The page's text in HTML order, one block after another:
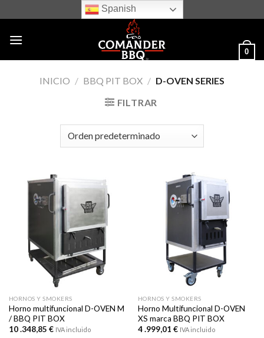
to
content
Spanish
0
INICIO / BBQ PIT BOX / D-OVEN SERIES
FILTRAR
HORNOS Y SMOKERS
Horno multifuncional D-OVEN M
/ BBQ PIT BOX
10 .348,85 € IVA incluido
HORNOS Y SMOKERS
Horno Multifuncional D-OVEN
XS marca BBQ PIT BOX
4 .999,01 € IVA incluido